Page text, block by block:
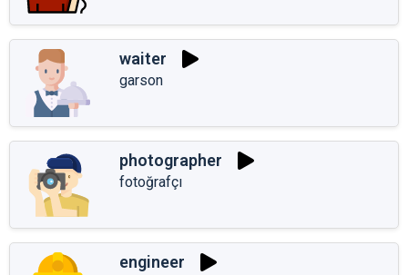
waiter
garson
photographer
fotoğrafçı
engineer